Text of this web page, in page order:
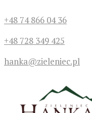
+48 74 866 04 36
+48 728 349 425
hanka@zieleniec.pl